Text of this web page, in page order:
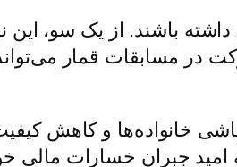
باشند. از یک سو، این
در مسابقات قمار
خانواده‌ها و کاهش